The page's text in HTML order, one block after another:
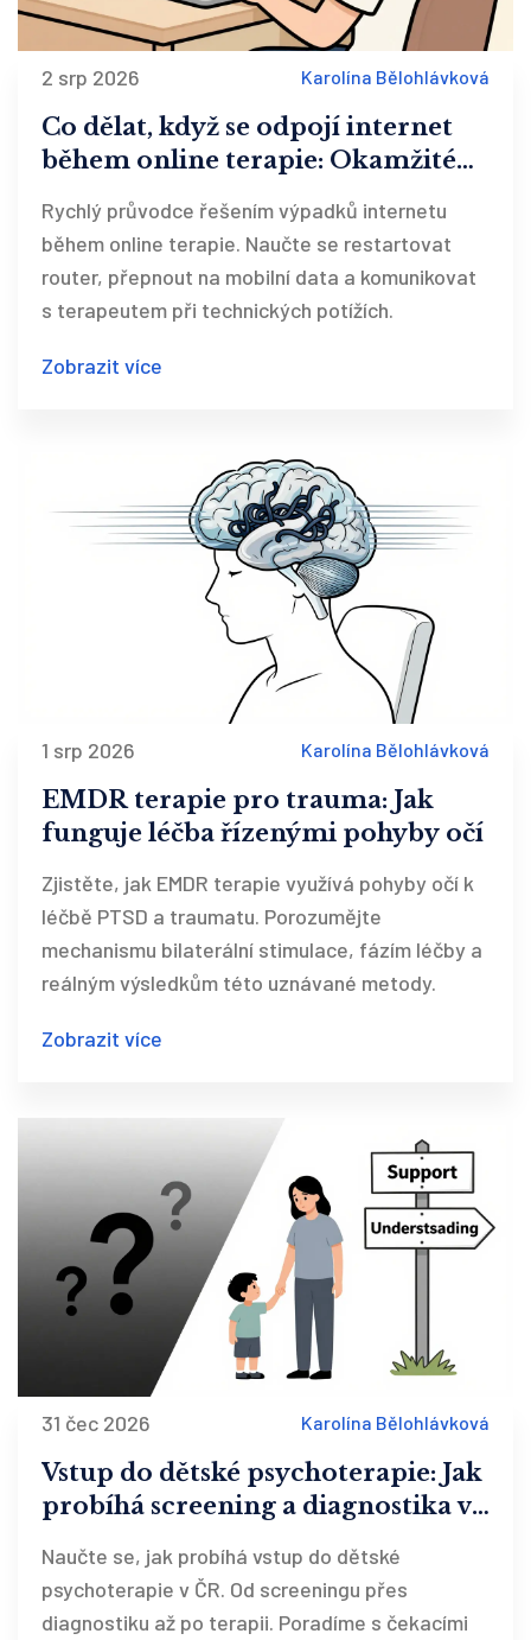
2 srp 2026 Karolína Bělohlávková
Co dělat, když se odpojí internet
během online terapie: Okamžité
Rychlý průvodce řešením výpadků internetu
během online terapie. Naučte se restartovat
router, přepnout na mobilní data a komunikovat
s terapeutem při technických potížích.
Zobrazit více
1 srp 2026 Karolína Bělohlávková
EMDR terapie pro trauma: Jak
funguje léčba řízenými pohyby očí
Zjistěte, jak EMDR terapie využívá pohyby očí k
léčbě PTSD a traumatu. Porozumějte
mechanismu bilaterální stimulace, fázím léčby a
reálným výsledkům této uznávané metody.
Zobrazit více
31 čec 2026 Karolína Bělohlávková
Vstup do dětské psychoterapie: Jak
probíhá screening a diagnostika v
Naučte se, jak probíhá vstup do dětské
psychoterapie v ČR. Od screeningu přes
diagnostiku až po terapii. Poradíme s čekacími